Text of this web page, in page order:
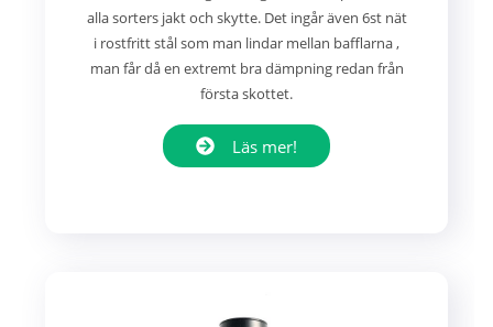
alla sorters jakt och skytte. Det ingår även 6st nät
i rostfritt stål som man lindar mellan bafflarna ,
man får då en extremt bra dämpning redan från
första skottet.
Läs mer!